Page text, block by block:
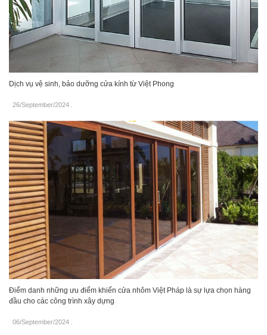
Dịch vụ vệ sinh, bảo dưỡng cửa kính từ Việt Phong
26/September/2024
Điểm danh những ưu điểm khiến cửa nhôm Việt Pháp là sự lựa chọn hàng
đầu cho các công trình xây dựng
06/September/2024